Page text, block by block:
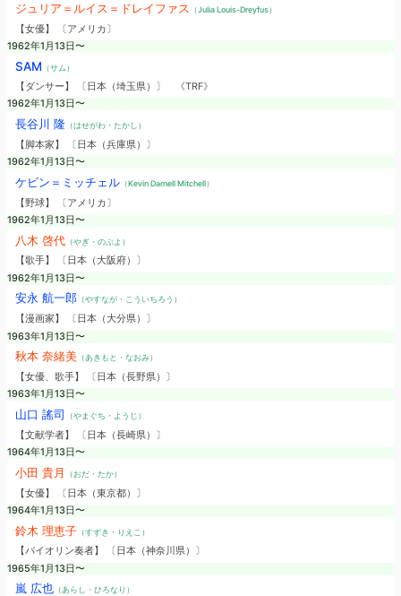
ジュリア＝ルイス＝ドレイファス （Julia Louis-Dreyfus）
【女優】 〔アメリカ〕
1962年1月13日〜
SAM （サム）
【ダンサー】 〔日本（埼玉県）〕
《TRF》
1962年1月13日〜
長谷川 隆（はせがわ・たかし）
【脚本家】 〔日本（兵庫県）〕
1962年1月13日〜
ケビン＝ミッチェル（Kevin Darnell Mitchell）
【野球】 〔アメリカ〕
1962年1月13日〜
八木 啓代（やぎ・のぶよ）
【歌手】 〔日本（大阪府）〕
1962年1月13日〜
安永 航一郎（やすなが・こういちろう）
【漫画家】 〔日本（大分県）〕
1963年1月13日〜
秋本 奈緒美（あきもと・なおみ）
【女優、歌手】 〔日本（長野県）〕
1963年1月13日〜
山口 謠司 （やまぐち・ようじ）
【文献学者】 〔日本（長崎県）〕
1964年1月13日〜
小田 貴月 （おだ・たか）
【女優】 〔日本（東京都）〕
1964年1月13日〜
鈴木 理恵子（すずき・りえこ）
【バイオリン奏者】 〔日本（神奈川県）〕
1965年1月13日〜
嵐 広也（あらし・ひろなり）